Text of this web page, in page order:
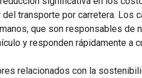
transporte por carretera. Los
que son responsables de
y responden rápidamente a
relacionados con la